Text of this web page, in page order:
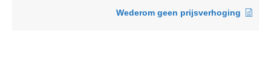
Wederom geen prijsverhoging